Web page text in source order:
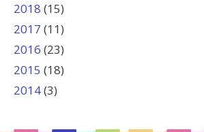
2018 (15)
2017 (11)
2016 (23)
2015 (18)
2014(3)